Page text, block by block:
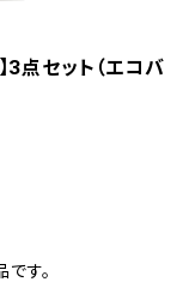
3点セット（エコバ
す。